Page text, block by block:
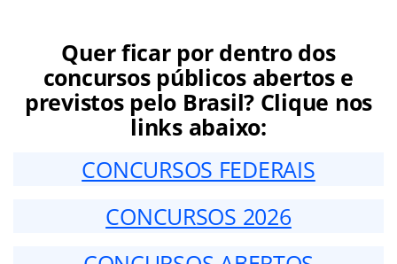
Quer ficar por dentro dos
concursos públicos abertos e
previstos pelo Brasil? Clique nos
links abaixo:
CONCURSOS FEDERAIS
CONCURSOS 2026